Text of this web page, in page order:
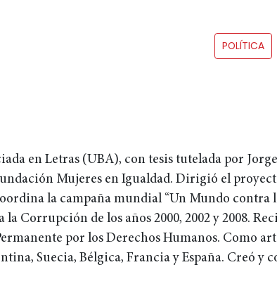
POLÍTICA
en Letras (UBA), con tesis tutelada por
Mujeres en Igualdad. Dirigió el
la campaña mundial “Un Mundo contra
Corrupción de los años 2000, 2002 y 2008.
por los Derechos Humanos. Como
Suecia, Bélgica, Francia y España. Creó y